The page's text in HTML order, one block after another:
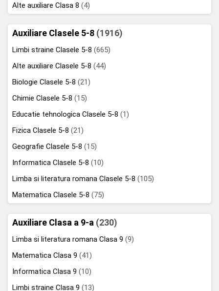
Alte auxiliare Clasa 8 (4)
Auxiliare Clasele 5-8 (1916)
Limbi straine Clasele 5-8 (665)
Alte auxiliare Clasele 5-8 (44)
Biologie Clasele 5-8 (21)
Chimie Clasele 5-8 (15)
Educatie tehnologica Clasele 5-8 (1)
Fizica Clasele 5-8 (21)
Geografie Clasele 5-8 (15)
Informatica Clasele 5-8 (10)
Limba si literatura romana Clasele 5-8 (105)
Matematica Clasele 5-8 (75)
Auxiliare Clasa a 9-a (230)
Limba si literatura romana Clasa 9 (9)
Matematica Clasa 9 (41)
Informatica Clasa 9 (10)
Limbi straine Clasa 9 (13)